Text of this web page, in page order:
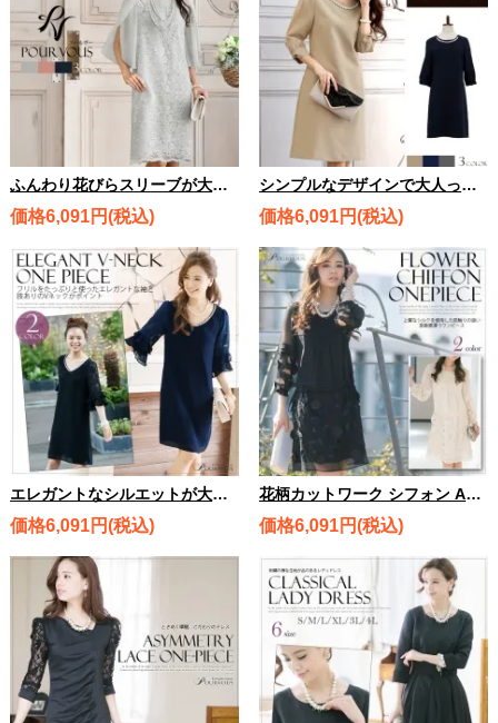
ふんわり花びらスリーブが大人可愛い チューリップスリーブレースワンピース 2799
価格6,091円(税込)
シンプルなデザインで大人っぽい雰囲気♪ リボンスリーブビジューワンピース 2226
価格6,091円(税込)
エレガントなシルエットが大人の余裕 エレガントvネックワンピース 2154
価格6,091円(税込)
花柄カットワーク シフォン Aライン 七分袖 ワンピース 689
価格6,091円(税込)